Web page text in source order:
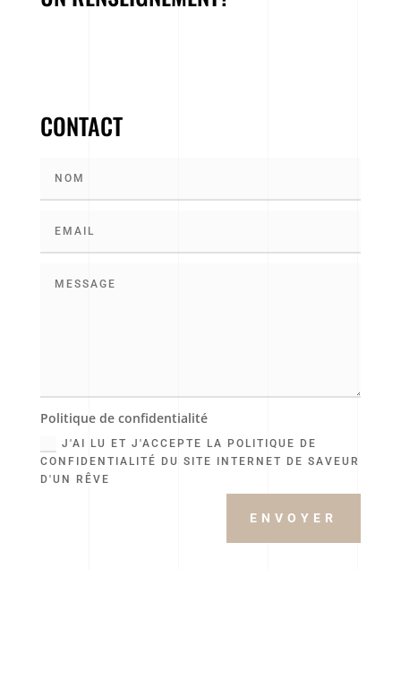
CONTACT
Politique de confidentialité
J'AI LU ET J'ACCEPTE LA POLITIQUE DE
CONFIDENTIALITÉ DU SITE INTERNET DE SAVEUR
D'UN RÊVE
ENVOYER